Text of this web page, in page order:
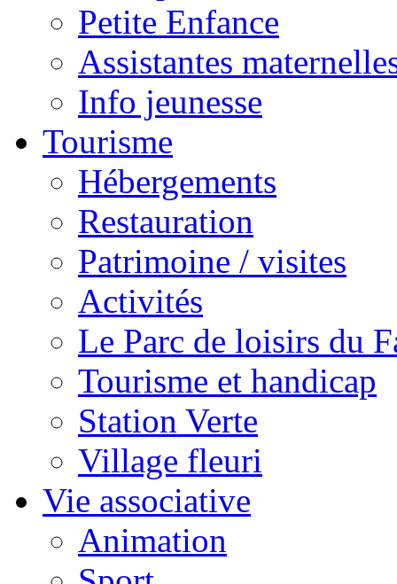
Petite Enfance
Assistantes
Info jeunesse
Tourisme
Hébergements
Restauration
Patrimoine / visites
Activités
Le Parc de loisirs du
Tourisme et handicap
Station Verte
Village fleuri
Vie associative
Animation